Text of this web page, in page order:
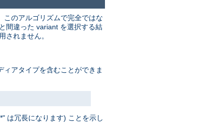
このアルゴリズムで完全ではな
間違った variant を選択する結
されません。
アタイプを含むことができま
は冗長になります) ことを示し